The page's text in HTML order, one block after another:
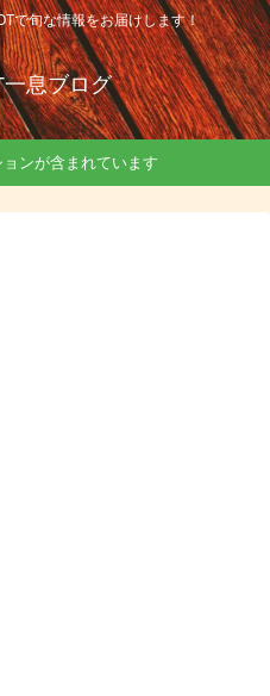
で旬な情報をお届けします！
息ブログ
ンが含まれています